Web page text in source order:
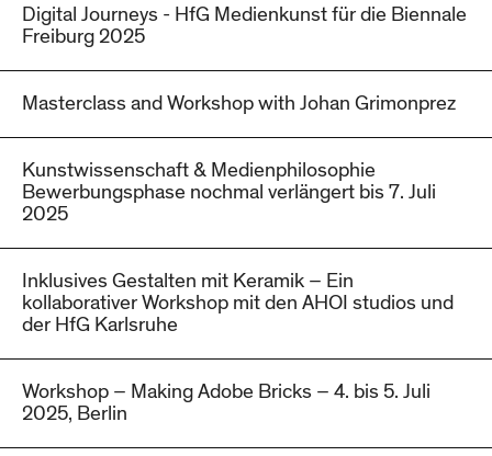
Digital Journeys - HfG Medienkunst für die Biennale
Freiburg 2025
Masterclass and Workshop with Johan Grimonprez
Kunstwissenschaft & Medienphilosophie
Bewerbungsphase nochmal verlängert bis 7. Juli
2025
Inklusives Gestalten mit Keramik – Ein
kollaborativer Workshop mit den AHOI studios und
der HfG Karlsruhe
Workshop – Making Adobe Bricks – 4. bis 5. Juli
2025, Berlin